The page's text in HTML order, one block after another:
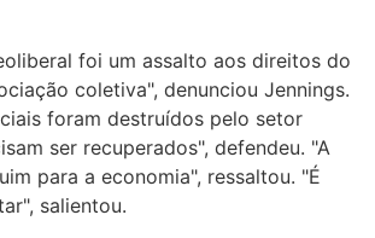
foi um assalto aos direitos do
coletiva", denunciou Jennings.
foram destruídos pelo setor
ser recuperados", defendeu. "A
para a economia", ressaltou. "É
salientou.